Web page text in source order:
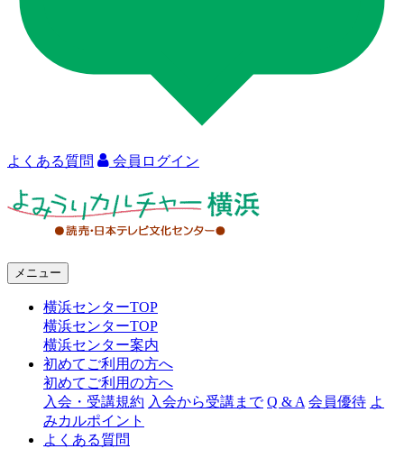
よくある質問 会員ログイン
ャ
メニュー
横浜センターTOP
横浜センターTOP
横浜センター案内
初めてご利用の方へ
初めてご利用の方へ
入会・受講規約 入会から受講まで Q & A 会員優待 よ
みカルポイント
よくある質問